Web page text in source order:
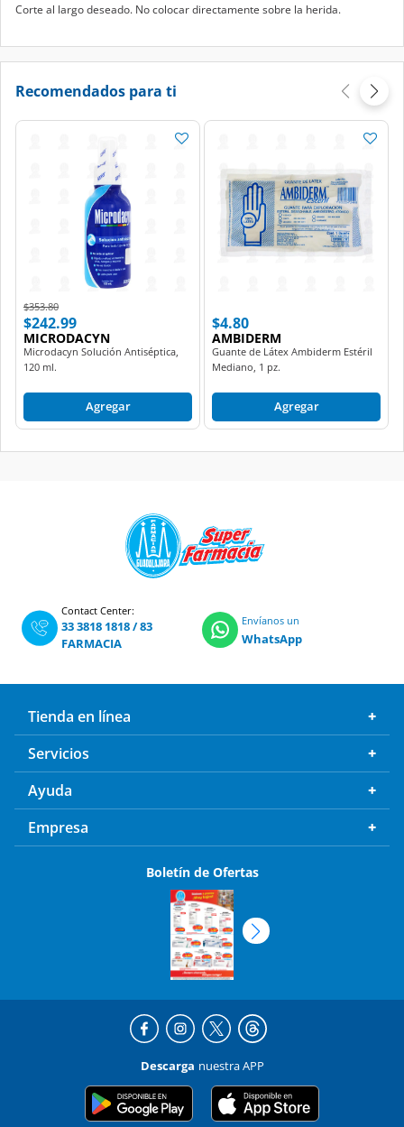
Corte al largo deseado. No colocar directamente sobre la herida.
Recomendados para ti
Price reduced from
$353.80to
$242.99
MICRODACYN
Microdacyn Solución Antiséptica,
120 ml.
Agregar
$4.80
AMBIDERM
Guante de Látex Ambiderm Estéril
Mediano, 1 pz.
Agregar
Contact Center:
33 3818 1818/83
FARMACIA
Envíanos un
WhatsApp
Tienda en línea
Servicios
Ayuda
Empresa
Boletín de Ofertas
Descarga nuestra APP